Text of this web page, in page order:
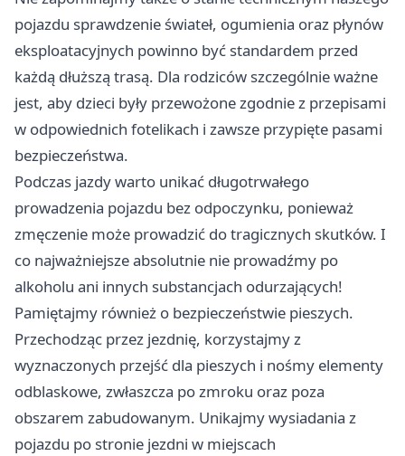
pojazdu sprawdzenie świateł, ogumienia oraz płynów
eksploatacyjnych powinno być standardem przed
każdą dłuższą trasą. Dla rodziców szczególnie ważne
jest, aby dzieci były przewożone zgodnie z przepisami
w odpowiednich fotelikach i zawsze przypięte pasami
bezpieczeństwa.
Podczas jazdy warto unikać długotrwałego
prowadzenia pojazdu bez odpoczynku, ponieważ
zmęczenie może prowadzić do tragicznych skutków. I
co najważniejsze absolutnie nie prowadźmy po
alkoholu ani innych substancjach odurzających!
Pamiętajmy również o bezpieczeństwie pieszych.
Przechodząc przez jezdnię, korzystajmy z
wyznaczonych przejść dla pieszych i nośmy elementy
odblaskowe, zwłaszcza po zmroku oraz poza
obszarem zabudowanym. Unikajmy wysiadania z
pojazdu po stronie jezdni w miejscach